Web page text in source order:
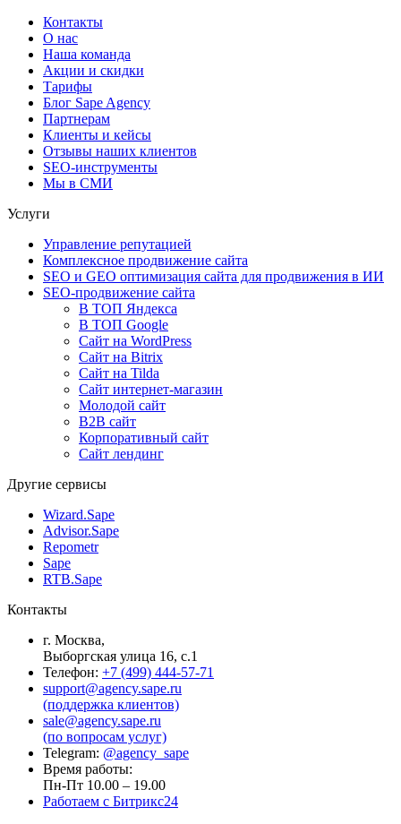
Контакты
О нас
Наша команда
Акции и скидки
Тарифы
Блог Sape Agency
Партнерам
Клиенты и кейсы
Отзывы наших клиентов
SEO-инструменты
Мы в СМИ
Услуги
Управление репутацией
Комплексное продвижение сайта
SEO и GEO оптимизация сайта для продвижения в ИИ
SEO-продвижение сайта
В ТОП Яндекса
В ТОП Google
Сайт на WordPress
Сайт на Bitrix
Сайт на Tilda
Сайт интернет-магазин
Молодой сайт
B2B сайт
Корпоративный сайт
Сайт лендинг
Другие сервисы
Wizard.Sape
Advisor.Sape
Repometr
Sape
RTB.Sape
Контакты
г. Москва,
Выборгская улица 16, с.1
Телефон: +7 (499) 444-57-71
support@agency.sape.ru
(поддержка клиентов)
sale@agency.sape.ru
(по вопросам услуг)
Telegram: @agency_sape
Время работы:
Пн-Пт 10.00 – 19.00
Работаем с Битрикс24